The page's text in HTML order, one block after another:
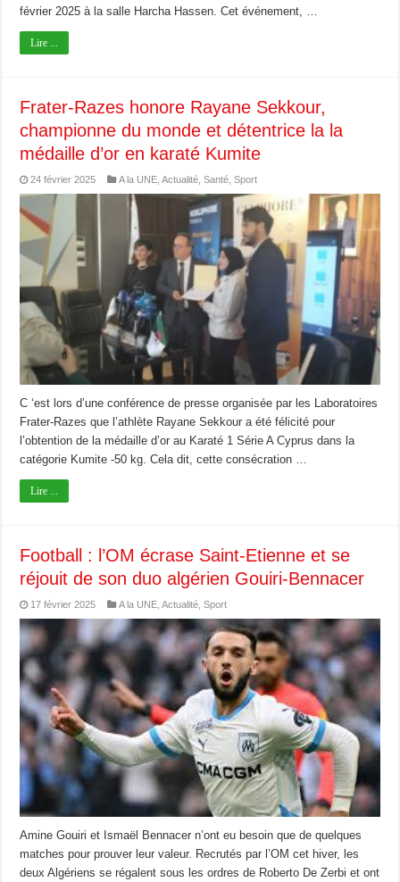
février 2025 à la salle Harcha Hassen. Cet événement, …
Lire ...
Frater-Razes honore Rayane Sekkour,
championne du monde et détentrice la la
médaille d’or en karaté Kumite
24 février 2025 A la UNE ,Actualité ,Santé ,Sport
C ‘est lors d’une conférence de presse organisée par les Laboratoires
Frater-Razes que l’athlète Rayane Sekkour a été félicité pour
l’obtention de la médaille d’or au Karaté 1 Série A Cyprus dans la
catégorie Kumite -50 kg. Cela dit, cette consécration …
Lire ...
Football : l’OM écrase Saint-Etienne et se
réjouit de son duo algérien Gouiri-Bennacer
17 février 2025 A la UNE ,Actualité ,Sport
Amine Gouiri et Ismaël Bennacer n’ont eu besoin que de quelques
matches pour prouver leur valeur. Recrutés par l’OM cet hiver, les
deux Algériens se régalent sous les ordres de Roberto De Zerbi et ont